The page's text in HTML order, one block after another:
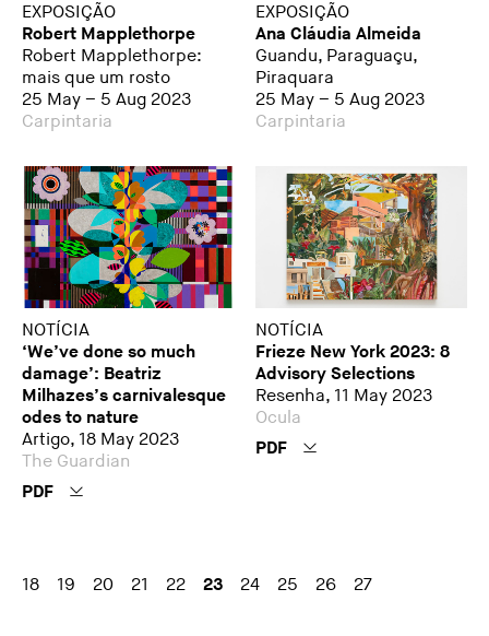
EXPOSIÇÃO
Robert Mapplethorpe
Robert Mapplethorpe:
mais que um rosto
25 May – 5 Aug 2023
Carpintaria
EXPOSIÇÃO
Ana Cláudia Almeida
Guandu, Paraguaçu,
Piraquara
25 May – 5 Aug 2023
Carpintaria
NOTÍCIA
‘We’ve done so much
damage’: Beatriz
Milhazes’s carnivalesque
odes to nature
Artigo, 18 May 2023
The Guardian
PDF
NOTÍCIA
Frieze New York 2023: 8
Advisory Selections
Resenha, 11 May 2023
Ocula
PDF
18 19 20 21 22 23 24 25 26 27